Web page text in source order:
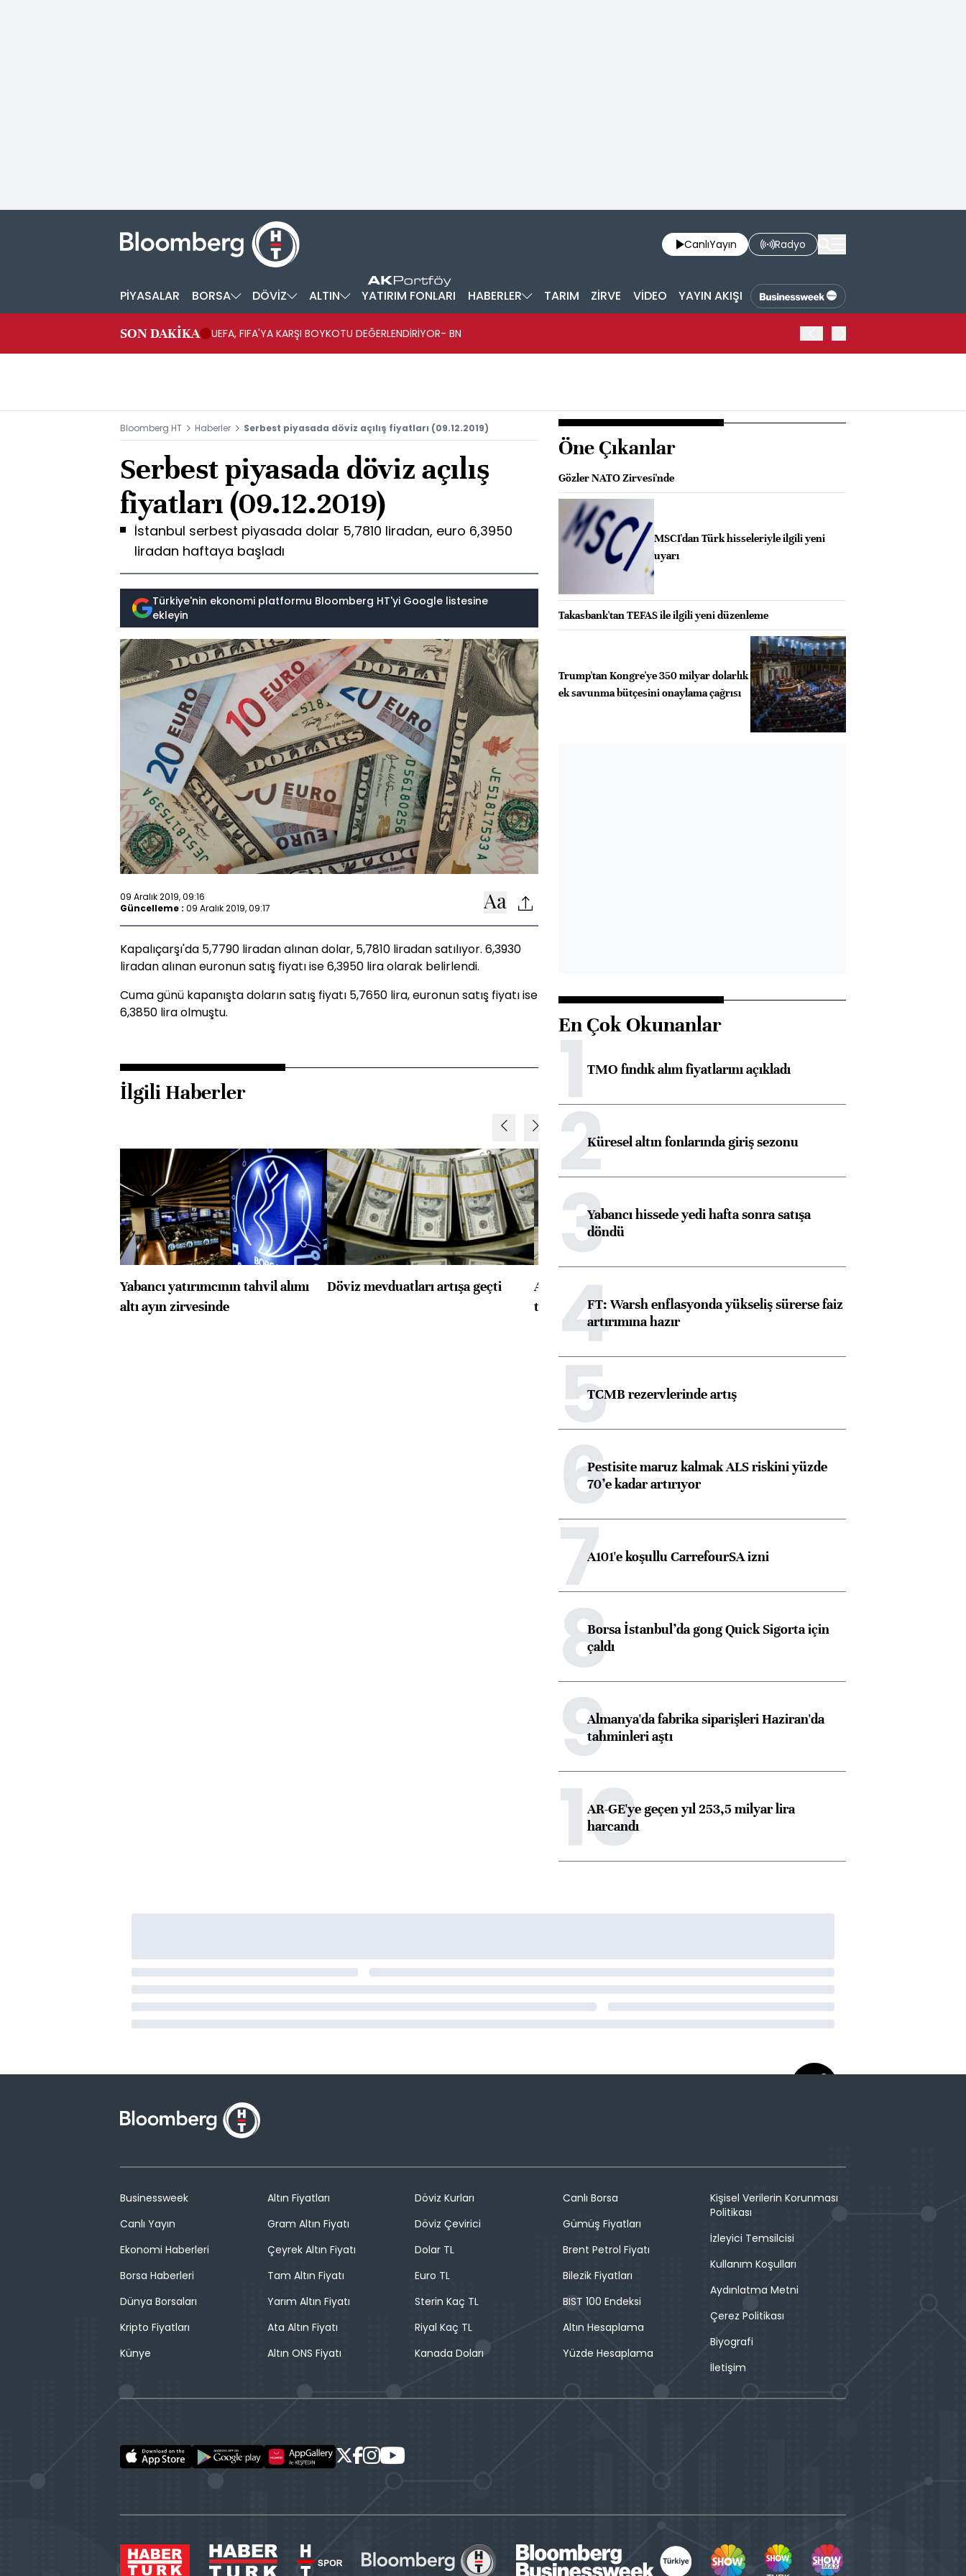
CanlıYayın Radyo
PİYASALAR BORSA DÖVİZ ALTIN YATIRIM FONLARI HABERLER TARIM ZİRVE VİDEO YAYIN AKIŞI
SON DAKİKA UEFA, FIFA'YA KARŞI BOYKOTU DEĞERLENDİRİYOR- BN
Bloomberg HT Haberler Serbest piyasada döviz açılış fiyatları (09.12.2019)
Serbest piyasada döviz açılış
fiyatları (09.12.2019)
İstanbul serbest piyasada dolar 5,7810 liradan, euro 6,3950
liradan haftaya başladı
Türkiye'nin ekonomi platformu Bloomberg HT'yi Google listesine
ekleyin
09 Aralık 2019, 09:16
Güncelleme : 09 Aralık 2019, 09:17
Kapalıçarşı'da 5,7790 liradan alınan dolar, 5,7810 liradan satılıyor. 6,3930
liradan alınan euronun satış fiyatı ise 6,3950 lira olarak belirlendi.
Cuma günü kapanışta doların satış fiyatı 5,7650 lira, euronun satış fiyatı ise
6,3850 lira olmuştu.
İlgili Haberler
Yabancı yatırımcının tahvil alımı
altı ayın zirvesinde
Döviz mevduatları artışa geçti
ABD'de konut başlangıçları
toparlandı
görüşmelere hazırlanıyor
Öne Çıkanlar
Gözler NATO Zirvesi'nde
MSCI'dan Türk hisseleriyle ilgili yeni
uyarı
Takasbank'tan TEFAS ile ilgili yeni düzenleme
Trump'tan Kongre'ye 350 milyar dolarlık
ek savunma bütçesini onaylama çağrısı
En Çok Okunanlar
1TMO fındık alım fiyatlarını açıkladı
2Küresel altın fonlarında giriş sezonu
3Yabancı hissede yedi hafta sonra satışa
döndü
4FT: Warsh enflasyonda yükseliş sürerse faiz
artırımına hazır
5TCMB rezervlerinde artış
6Pestisite maruz kalmak ALS riskini yüzde
70’e kadar artırıyor
7A101'e koşullu CarrefourSA izni
8Borsa İstanbul’da gong Quick Sigorta için
çaldı
9Almanya'da fabrika siparişleri Haziran'da
tahminleri aştı
10
AR-GE'ye geçen yıl 253,5 milyar lira
harcandı
Businessweek
Canlı Yayın
Ekonomi Haberleri
Borsa Haberleri
Dünya Borsaları
Kripto Fiyatları
Künye
Altın Fiyatları
Gram Altın Fiyatı
Çeyrek Altın Fiyatı
Tam Altın Fiyatı
Yarım Altın Fiyatı
Ata Altın Fiyatı
Altın ONS Fiyatı
Döviz Kurları
Döviz Çevirici
Dolar TL
Euro TL
Sterin Kaç TL
Riyal Kaç TL
Kanada Doları
Canlı Borsa
Gümüş Fiyatları
Brent Petrol Fiyatı
Bilezik Fiyatları
BIST 100 Endeksi
Altın Hesaplama
Yüzde Hesaplama
Kişisel Verilerin Korunması
Politikası
İzleyici Temsilcisi
Kullanım Koşulları
Aydınlatma Metni
Çerez Politikası
Biyografi
İletişim